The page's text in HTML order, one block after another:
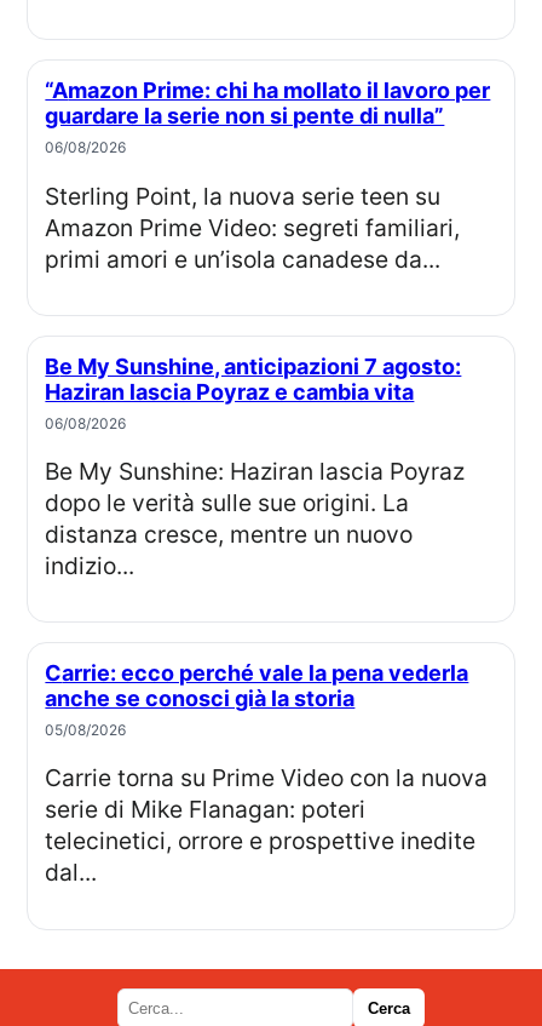
“Amazon Prime: chi ha mollato il lavoro per
guardare la serie non si pente di nulla”
06/08/2026
Sterling Point, la nuova serie teen su
Amazon Prime Video: segreti familiari,
primi amori e un’isola canadese da...
Be My Sunshine, anticipazioni 7 agosto:
Haziran lascia Poyraz e cambia vita
06/08/2026
Be My Sunshine: Haziran lascia Poyraz
dopo le verità sulle sue origini. La
distanza cresce, mentre un nuovo
indizio...
Carrie: ecco perché vale la pena vederla
anche se conosci già la storia
05/08/2026
Carrie torna su Prime Video con la nuova
serie di Mike Flanagan: poteri
telecinetici, orrore e prospettive inedite
dal...